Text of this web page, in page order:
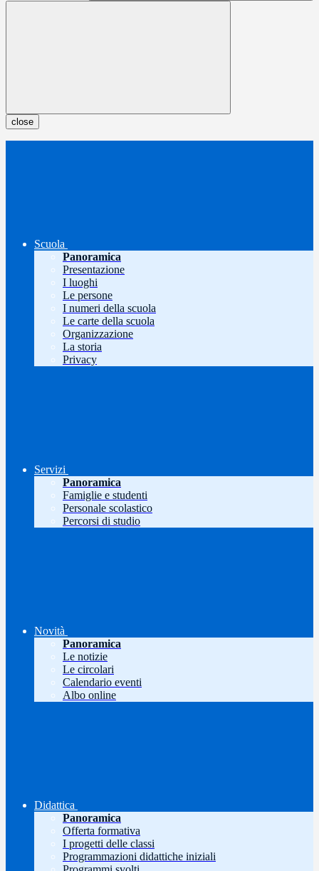
close
Scuola
Panoramica
Presentazione
I luoghi
Le persone
I numeri della scuola
Le carte della scuola
Organizzazione
La storia
Privacy
Servizi
Panoramica
Famiglie e studenti
Personale scolastico
Percorsi di studio
Novità
Panoramica
Le notizie
Le circolari
Calendario eventi
Albo online
Didattica
Panoramica
Offerta formativa
I progetti delle classi
Programmazioni didattiche iniziali